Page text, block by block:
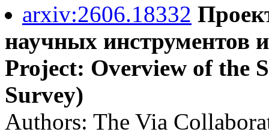
arxiv:2606.18332
научных инструментов
Project: Overview of the
Survey)
Authors: The Via